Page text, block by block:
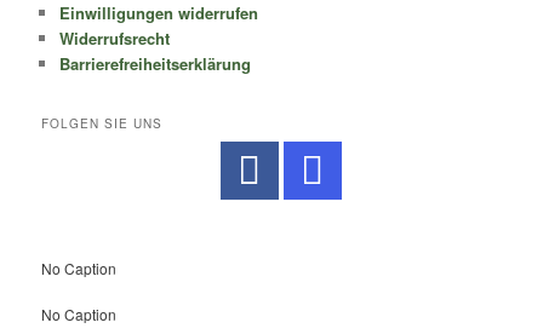
Einwilligungen widerrufen
Widerrufsrecht
Barrierefreiheitserklärung
FOLGEN SIE UNS
No Caption
No Caption